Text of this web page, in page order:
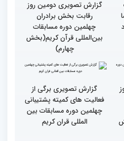
فرآیند اجرایی و فنی
مسابقات قرآن با مساعدت
همه بخش‌های ستاد اجرایی
به خوبی پیش رفته/ اوقاف
در مسیر توسعه علم
دومین محفل انس با قرآن
ویژه بانوان در فرهنگسرای
امید برگزار شد